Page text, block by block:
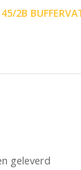
2B
geleverd